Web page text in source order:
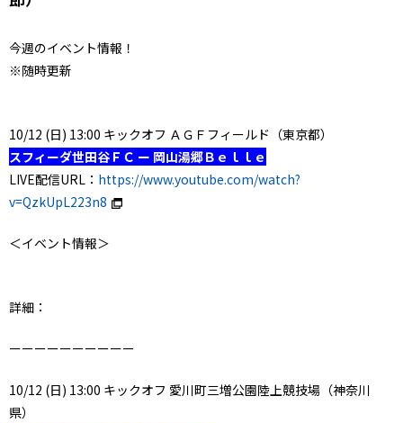
今週のイベント情報！
※随時更新
10/12 (日) 13:00 キックオフ ＡＧＦフィールド（東京都）
スフィーダ世田谷ＦＣ ー 岡山湯郷Ｂｅｌｌｅ
LIVE配信URL： https://www.youtube.com/watch?
v=QzkUpL223n8
＜イベント情報＞
詳細：
ーーーーーーーーーー
10/12 (日) 13:00 キックオフ 愛川町三増公園陸上競技場（神奈川
県）